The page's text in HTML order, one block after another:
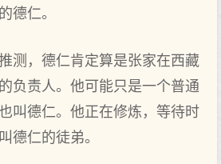
德仁。
测，德仁肯定算是张家在西藏
负责人。他可能只是一个普通
叫德仁。他正在修炼，等待时
德仁的徒弟。